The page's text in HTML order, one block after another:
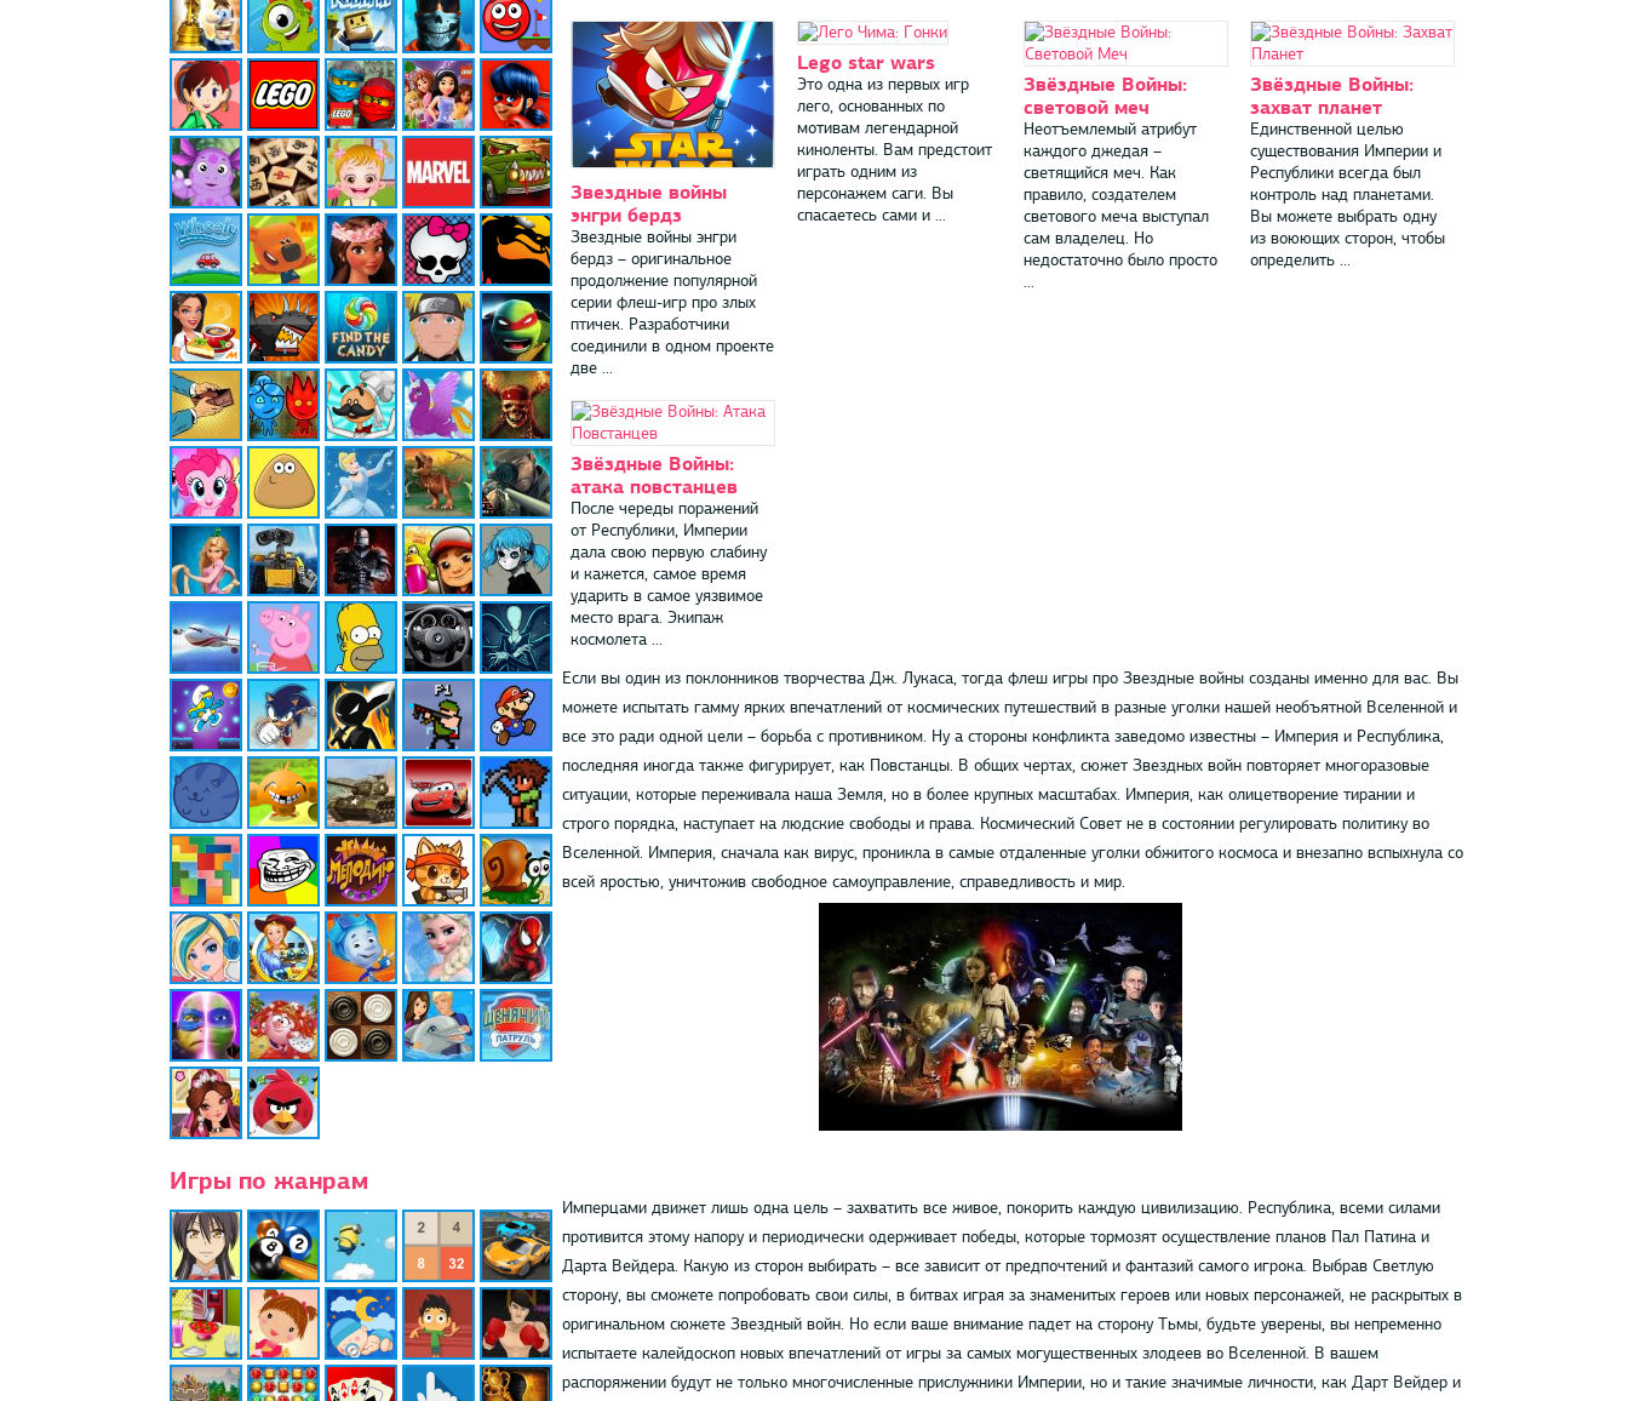
Игры по жанрам
Звездные войны
энгри бердз
Звездные войны энгри
бердз – оригинальное
продолжение популярной
серии флеш-игр про злых
птичек. Разработчики
соединили в одном проекте
две ...
Lego star wars
Это одна из первых игр
лего, основанных по
мотивам легендарной
киноленты. Вам предстоит
играть одним из
персонажем саги. Вы
спасаетесь сами и ...
Звёздные Войны:
световой меч
Неотъемлемый атрибут
каждого джедая –
светящийся меч. Как
правило, создателем
светового меча выступал
сам владелец. Но
недостаточно было просто
...
Звёздные Войны:
захват планет
Единственной целью
существования Империи и
Республики всегда был
контроль над планетами.
Вы можете выбрать одну
из воюющих сторон, чтобы
определить ...
Звёздные Войны:
атака повстанцев
После череды поражений
от Республики, Империи
дала свою первую слабину
и кажется, самое время
ударить в самое уязвимое
место врага. Экипаж
космолета ...
Если вы один из поклонников творчества Дж. Лукаса, тогда флеш игры про Звездные войны созданы именно для вас. Вы
можете испытать гамму ярких впечатлений от космических путешествий в разные уголки нашей необъятной Вселенной и
все это ради одной цели – борьба с противником. Ну а стороны конфликта заведомо известны – Империя и Республика,
последняя иногда также фигурирует, как Повстанцы. В общих чертах, сюжет Звездных войн повторяет многоразовые
ситуации, которые переживала наша Земля, но в более крупных масштабах. Империя, как олицетворение тирании и
строго порядка, наступает на людские свободы и права. Космический Совет не в состоянии регулировать политику во
Вселенной. Империя, сначала как вирус, проникла в самые отдаленные уголки обжитого космоса и внезапно вспыхнула со
всей яростью, уничтожив свободное самоуправление, справедливость и мир.
Имперцами движет лишь одна цель – захватить все живое, покорить каждую цивилизацию. Республика, всеми силами
противится этому напору и периодически одерживает победы, которые тормозят осуществление планов Пал Патина и
Дарта Вейдера. Какую из сторон выбирать – все зависит от предпочтений и фантазий самого игрока. Выбрав Светлую
сторону, вы сможете попробовать свои силы, в битвах играя за знаменитых героев или новых персонажей, не раскрытых в
оригинальном сюжете Звездный войн. Но если ваше внимание падет на сторону Тьмы, будьте уверены, вы непременно
испытаете калейдоскоп новых впечатлений от игры за самых могущественных злодеев во Вселенной. В вашем
распоряжении будут не только многочисленные прислужники Империи, но и такие значимые личности, как Дарт Вейдер и